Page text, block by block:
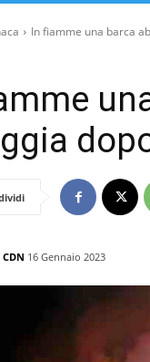
In fiamme una barca
16 Gennaio 2023